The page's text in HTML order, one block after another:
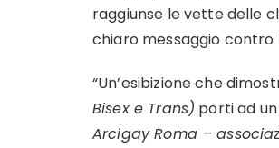
raggiunse le vette delle
chiaro messaggio contro
“Un’esibizione che
Bisex e Trans) porti ad
Arcigay Roma –